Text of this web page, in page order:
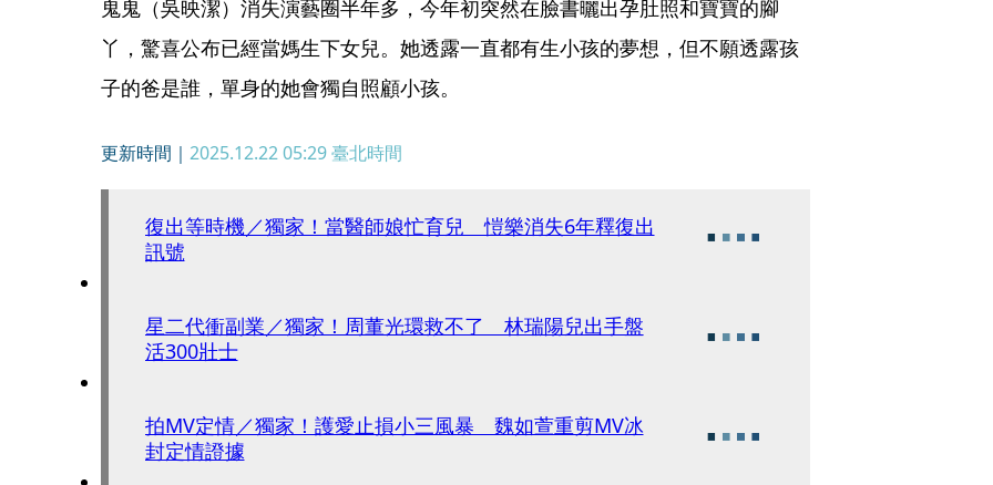
鬼鬼（吳映潔）消失演藝圈半年多，今年初突然在臉書曬出孕肚照和寶寶的腳
丫，驚喜公布已經當媽生下女兒。她透露一直都有生小孩的夢想，但不願透露孩
子的爸是誰，單身的她會獨自照顧小孩。
更新時間｜ 2025.12.22 05:29臺北時間
復出等時機／獨家！當醫師娘忙育兒 愷樂消失6年釋復出
訊號
星二代衝副業／獨家！周董光環救不了 林瑞陽兒出手盤
活300壯士
拍MV定情／獨家！護愛止損小三風暴 魏如萱重剪MV冰
封定情證據